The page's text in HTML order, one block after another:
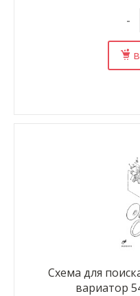
-
Схема для
вариатор